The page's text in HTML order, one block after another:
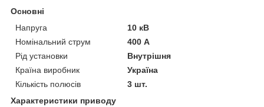
Основні
Напруга
10 кВ
Номінальний струм
400 А
Рід установки
Внутрішня
Країна виробник
Україна
Кількість полюсів
3 шт.
Характеристики приводу